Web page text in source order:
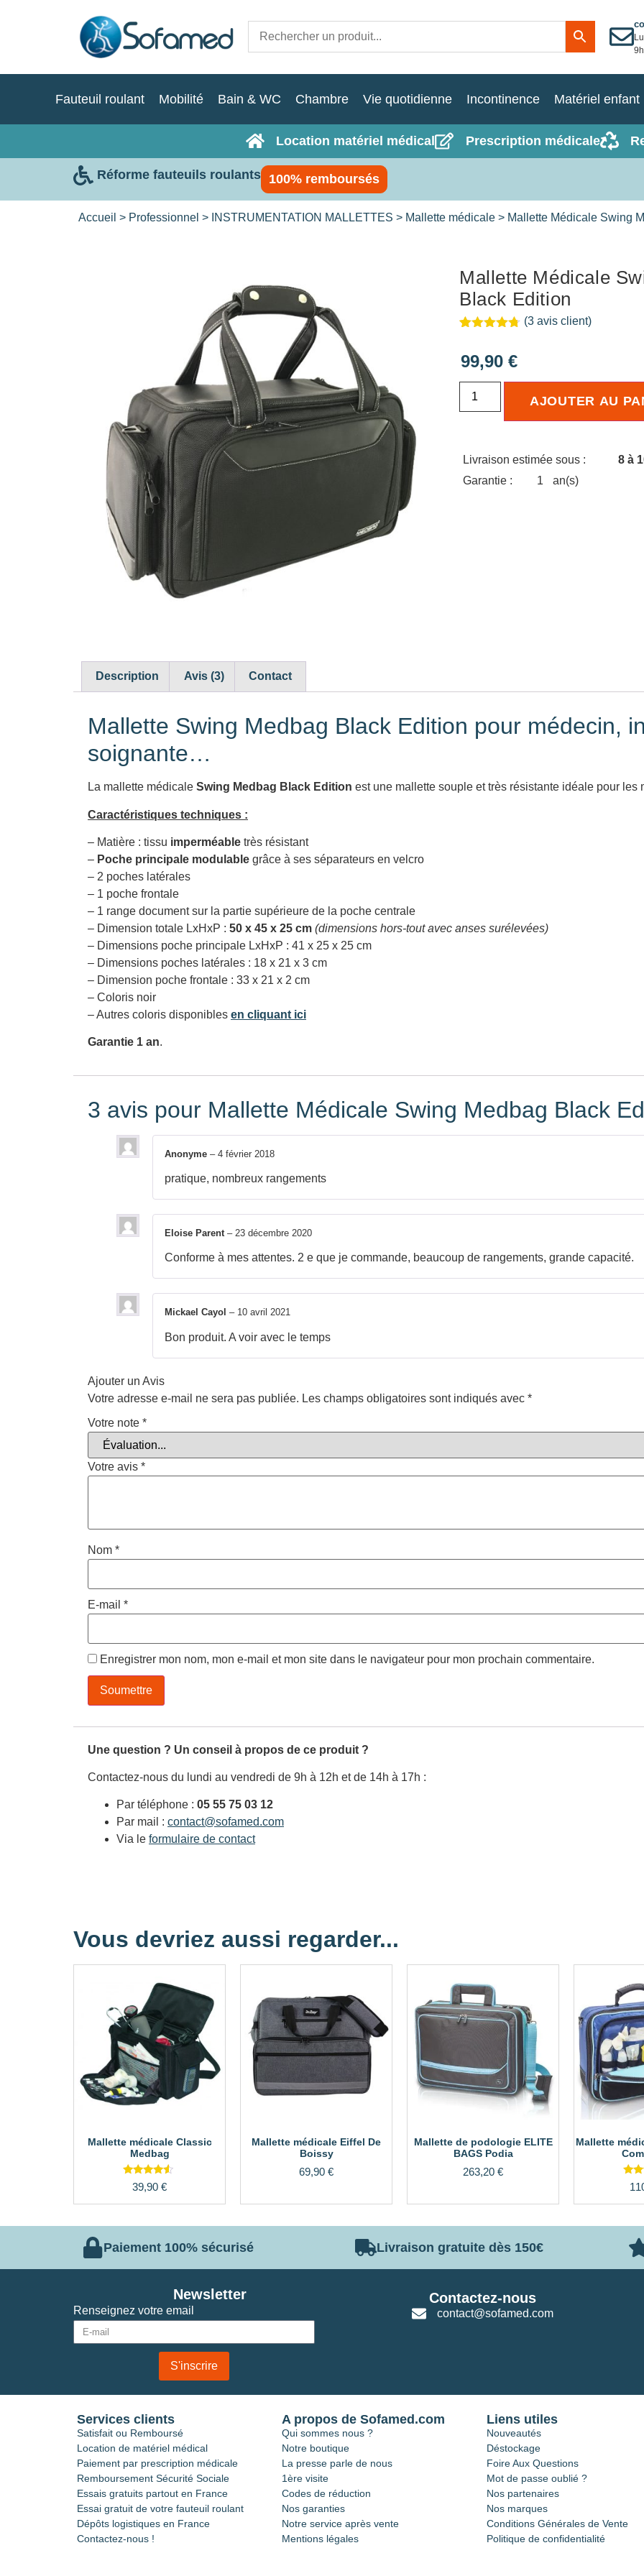
Fauteuil roulant Mobilité Bain & WC Chambre Vie quotidienne Incontinence Matériel enfant
Location matériel médical Prescription médicale
Réforme fauteuils roulants 100% remboursés
Accueil > Professionnel > INSTRUMENTATION MALLETTES > Mallette médicale > Mallette Médicale Swing
Mallette Médicale
Black Edition
basé sur
notations
client
(3 avis client)
99,90 €
AJOUTER AU
Livraison estimée sous :
8 à
Garantie :
1 an(s)
Description Avis (3) Contact
Mallette Swing Medbag Black Edition pour médecin,
soignante…
La mallette médicale Swing Medbag Black Edition est une mallette souple et très résistante idéale pour les
Caractéristiques techniques :
– Matière : tissu imperméable très résistant
– Poche principale modulable grâce à ses séparateurs en velcro
– 2 poches latérales
– 1 poche frontale
– 1 range document sur la partie supérieure de la poche centrale
– Dimension totale LxHxP : 50 x 45 x 25 cm (dimensions hors-tout avec anses surélevées)
– Dimensions poche principale LxHxP : 41 x 25 x 25 cm
– Dimensions poches latérales : 18 x 21 x 3 cm
– Dimension poche frontale : 33 x 21 x 2 cm
– Coloris noir
– Autres coloris disponibles en cliquant ici
Garantie 1 an.
3 avis pour Mallette Médicale Swing Medbag Black
Anonyme – 4 février 2018
pratique, nombreux rangements
Eloise Parent – 23 décembre 2020
Conforme à mes attentes. 2 e que je commande, beaucoup de rangements, grande capacité.
Mickael Cayol – 10 avril 2021
Bon produit. A voir avec le temps
Ajouter un Avis
Votre adresse e-mail ne sera pas publiée. Les champs obligatoires sont indiqués avec *
Votre note *
Votre avis *
Nom *
E-mail *
Enregistrer mon nom, mon e-mail et mon site dans le navigateur pour mon prochain commentaire.
Une question ? Un conseil à propos de ce produit ?
Contactez-nous du lundi au vendredi de 9h à 12h et de 14h à 17h :
Par téléphone : 05 55 75 03 12
Par mail : contact@sofamed.com
Via le formulaire de contact
Vous devriez aussi regarder...
Mallette médicale Classic
Medbag
Note
4.30
sur 5
39,90 €
Mallette médicale Eiffel De
Boissy
69,90 €
Mallette de podologie ELITE
BAGS Podia
263,20 €
Mallette
Paiement 100% sécurisé Livraison gratuite dès 150€
Renseignez votre email
S'inscrire
Newsletter Contactez-nous
contact@sofamed.com
Services clients
Satisfait ou Remboursé
Location de matériel médical
Paiement par prescription médicale
Remboursement Sécurité Sociale
Essais gratuits partout en France
Essai gratuit de votre fauteuil roulant
Dépôts logistiques en France
Contactez-nous !
A propos de Sofamed.com
Qui sommes nous ?
Notre boutique
La presse parle de nous
1ère visite
Codes de réduction
Nos garanties
Notre service après vente
Mentions légales
Liens utiles
Nouveautés
Déstockage
Foire Aux Questions
Mot de passe oublié ?
Nos partenaires
Nos marques
Conditions Générales de Vente
Politique de confidentialité